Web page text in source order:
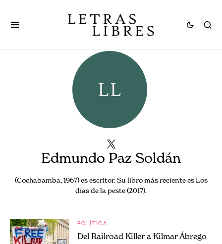
Edmundo Paz Soldán
(Cochabamba, 1967) es escritor. Su libro más reciente es Los
días de la peste (2017).
POLÍTICA
Del Railroad Killer a Kilmar Ábrego